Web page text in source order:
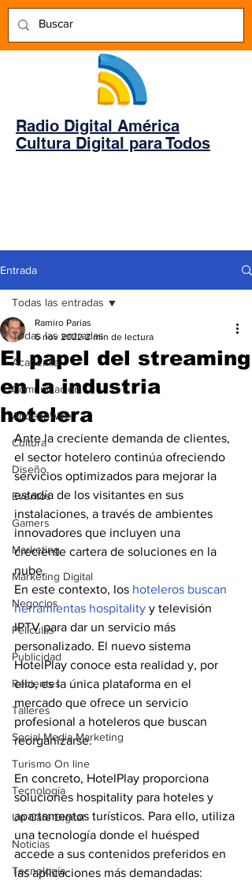
Radio Digital América
Cultura Digital para Todos
Entrada
Todas las entradas
Academia
Comunicación
AndeanWire
Cultura
Diseño
Eventos
Gamers
Marketing
Marketing Digital
Negocios
Películas
Publicidad
Recientes
Talleres
Social Media Marketing
Turismo On line
Tecnología
Un Café Digital
Noticias
Tecnología
Todas las entradas
El papel del streaming
en la industria
hotelera
Ramiro Parias
6 nov 2022 2 min de lectura
Ante la creciente demanda de clientes,
el sector hotelero continúa ofreciendo
servicios optimizados para mejorar la
estadía de los visitantes en sus
instalaciones, a través de ambientes
innovadores que incluyen una
creciente cartera de soluciones en la
nube.
En este contexto, los hoteleros buscan
herramientas hospitality y televisión
IPTV para dar un servicio más
personalizado. El nuevo sistema
HotelPlay conoce esta realidad y, por
ello, es la única plataforma en el
mercado que ofrece un servicio
profesional a hoteleros que buscan
reorganizarse.
En concreto, HotelPlay proporciona
soluciones hospitality para hoteles y
apartamentos turísticos. Para ello, utiliza
una tecnología donde el huésped
accede a sus contenidos preferidos en
las aplicaciones más demandadas: